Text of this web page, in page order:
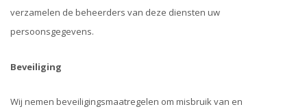
verzamelen de beheerders van deze diensten uw
persoonsgegevens.
Beveiliging
Wij nemen beveiligingsmaatregelen om misbruik van en